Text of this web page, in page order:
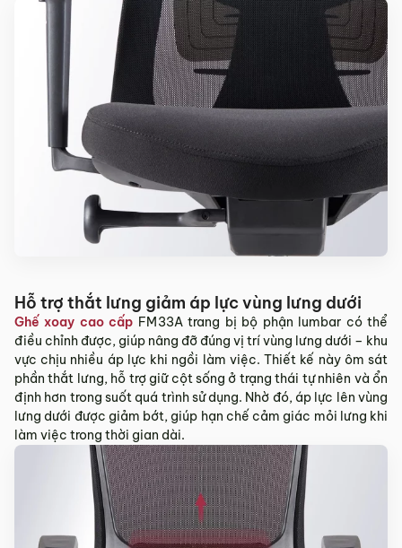
Hỗ trợ thắt lưng giảm áp lực vùng lưng dưới
Ghế xoay cao cấp FM33A trang bị bộ phận lumbar có thể
điều chỉnh được, giúp nâng đỡ đúng vị trí vùng lưng dưới – khu
vực chịu nhiều áp lực khi ngồi làm việc. Thiết kế này ôm sát
phần thắt lưng, hỗ trợ giữ cột sống ở trạng thái tự nhiên và ổn
định hơn trong suốt quá trình sử dụng. Nhờ đó, áp lực lên vùng
lưng dưới được giảm bớt, giúp hạn chế cảm giác mỏi lưng khi
làm việc trong thời gian dài.